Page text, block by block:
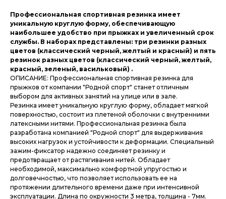
Профессиональная спортивная резинка имеет
уникальную круглую форму, обеспечивающую
наибольшее удобство при прыжках и увеличенный срок
службы. В наборах представлены: три резинки разных
цветов (классический черный, желтый и красный) и пять
резинок разных цветов (классический черный, желтый,
красный, зеленый, васильковый) .
ОПИСАНИЕ: Профессиональная спортивная резинка для
прыжков от компании "Родной спорт" станет отличным
выбором для активных занятий на улице или в зале.
Резинка имеет уникальную круглую форму, обладает мягкой
поверхностью, состоит из плетеной оболочки с внутренними
латексными нитями. Профессиональная резинка была
разработана компанией "Родной спорт" для выдерживания
высоких нагрузок и устойчивости к деформации. Специальный
зажим-фиксатор надежно соединяет резинку и
предотвращает от растягивания нитей. Обладает
необходимой, максимально комфортной упругостью и
долговечностью, что позволяет использовать ее на
протяжении длительного времени даже при интенсивной
эксплуатации. Длина по окружности 3 метра, толщина - 7мм.